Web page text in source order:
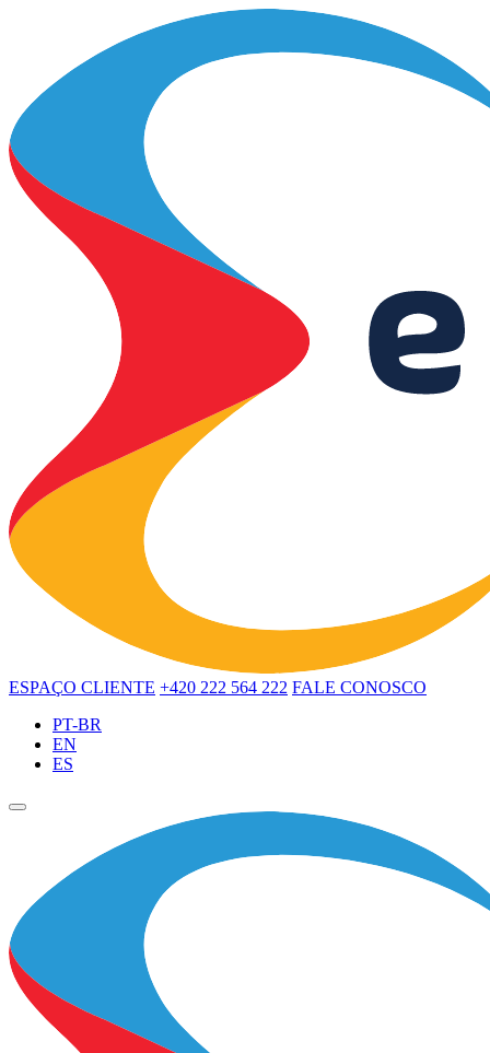
ESPAÇO CLIENTE +420 222 564 222 FALE CONOSCO
PT-BR
EN
ES